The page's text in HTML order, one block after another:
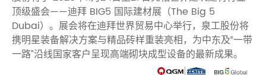
顶级盛会——迪拜 BIG5 国际建材展（The Big 5
Dubai）。展会将在迪拜世界贸易中心举行，泉工股份将
携明星装备解决方案与精品砖样重装亮相，为中东及“一带
一路”沿线国家客户呈现高端砌块成型设备的最新成果。